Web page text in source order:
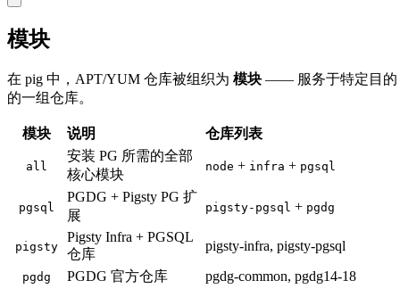
模块
在 pig 中，APT/YUM 仓库被组织为 模块 —— 服务于特定目的
的一组仓库。
模块 说明 仓库列表
all
安装 PG 所需的全部
核心模块
node + infra + pgsql
pgsql
PGDG + Pigsty PG 扩
展
pigsty-pgsql + pgdg
pigsty
Pigsty Infra + PGSQL
仓库
pigsty-infra, pigsty-pgsql
pgdg PGDG 官方仓库 pgdg-common, pgdg14-18